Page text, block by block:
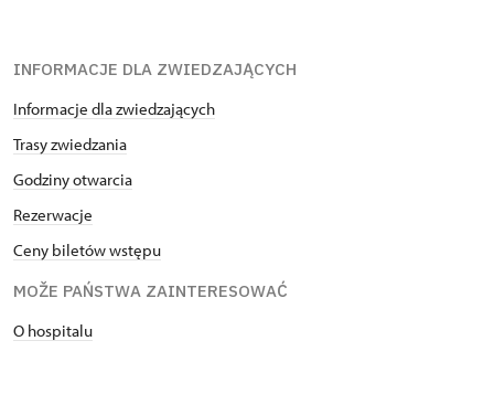
INFORMACJE DLA ZWIEDZAJĄCYCH
Informacje dla zwiedzających
Trasy zwiedzania
Godziny otwarcia
Rezerwacje
Ceny biletów wstępu
MOŽE PAŃSTWA ZAINTERESOWAĆ
O hospitalu